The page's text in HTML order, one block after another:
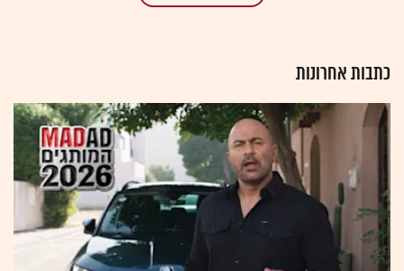
כתבות אחרונות